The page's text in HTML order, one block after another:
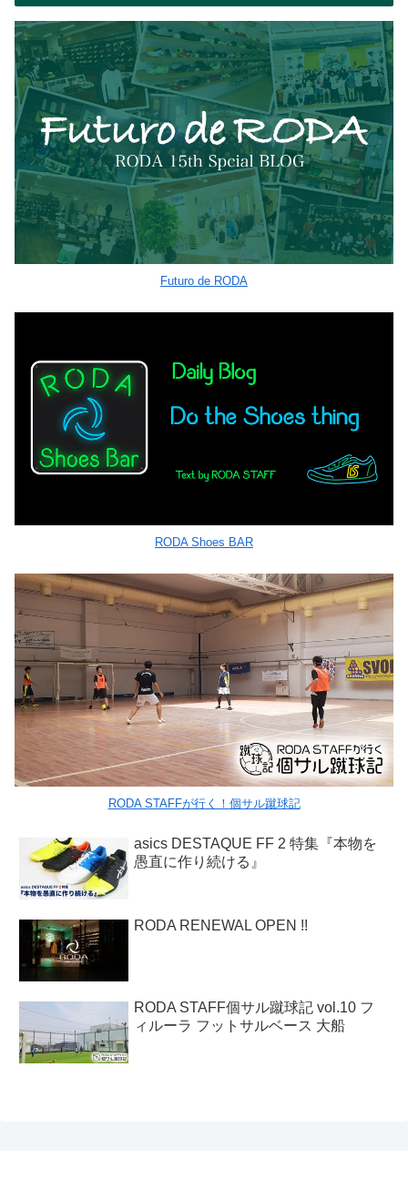
Futuro de RODA
RODA Shoes BAR
RODA STAFFが行く！個サル蹴球記
asics DESTAQUE FF 2 特集『本物を
愚直に作り続ける』
RODA RENEWAL OPEN !!
RODA STAFF個サル蹴球記 vol.10 フ
ィルーラ フットサルベース 大船